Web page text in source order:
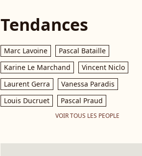
Tendances
Marc Lavoine
Pascal Bataille
Karine Le Marchand
Vincent Niclo
Laurent Gerra
Vanessa Paradis
Louis Ducruet
Pascal Praud
VOIR TOUS LES PEOPLE